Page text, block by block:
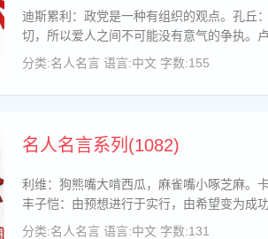
迪斯累利：政党是一种有组织的观点。孔丘
切，所以爱人之间不可能没有意气的争执。
分类:名人名言 语言:中文 字数:155
名人名言系列(1082)
利维：狗熊嘴大啃西瓜，麻雀嘴小啄芝麻。
丰子恺：由预想进行于实行，由希望变为成
分类:名人名言 语言:中文 字数:131